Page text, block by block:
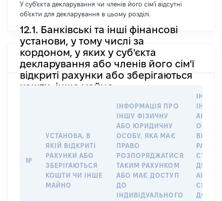
У суб'єкта декларування чи членів його сім'ї відсутні
об'єкти для декларування в цьому розділі.
12.1. Банківські та інші фінансові
установи, у тому числі за
кордоном, у яких у суб'єкта
декларування або членів його сім'ї
відкриті рахунки або зберігаються
кошти, інше майно
№
УСТАНОВА, В
ЯКІЙ ВІДКРИТІ
РАХУНКИ АБО
ЗБЕРІГАЮТЬСЯ
КОШТИ ЧИ ІНШЕ
МАЙНО
ІНФОРМАЦІЯ ПРО
ІНШУ ФІЗИЧНУ
АБО ЮРИДИЧНУ
ОСОБУ, ЯКА МАЄ
ПРАВО
РОЗПОРЯДЖАТИСЯ
ТАКИМ РАХУНКОМ
АБО МАЄ ДОСТУП
ДО
ІНДИВІДУАЛЬНОГО
ІНШУ
АБО
АБО
СІМ’Ї